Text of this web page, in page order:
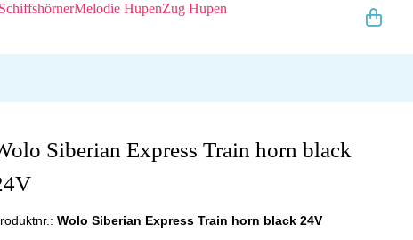
SchiffshörnerMelodie HupenZug Hupen
Siberian Express Train horn black
Wolo Siberian Express Train horn black 24V